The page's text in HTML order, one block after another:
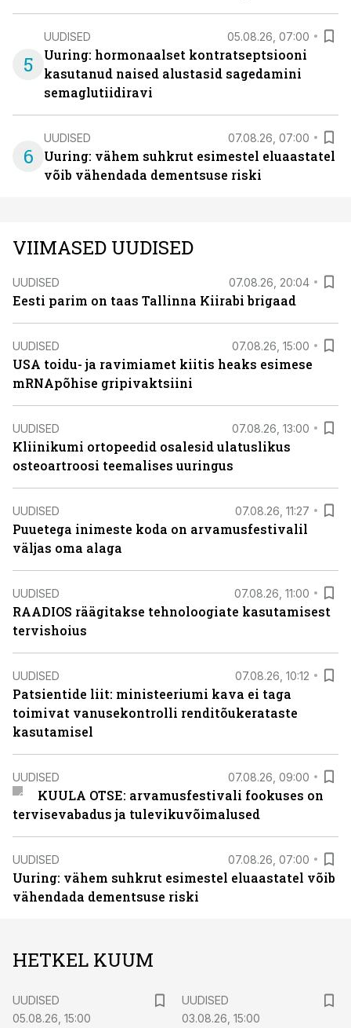
5
UUDISED 05.08.26, 07:00
Uuring: hormonaalset kontratseptsiooni
kasutanud naised alustasid sagedamini
semaglutiidiravi
6
UUDISED 07.08.26, 07:00
Uuring: vähem suhkrut esimestel eluaastatel
võib vähendada dementsuse riski
VIIMASED UUDISED
UUDISED 07.08.26, 20:04
Eesti parim on taas Tallinna Kiirabi brigaad
UUDISED 07.08.26, 15:00
USA toidu- ja ravimiamet kiitis heaks esimese
mRNApõhise gripivaktsiini
UUDISED 07.08.26, 13:00
Kliinikumi ortopeedid osalesid ulatuslikus
osteoartroosi teemalises uuringus
UUDISED 07.08.26, 11:27
Puuetega inimeste koda on arvamusfestivalil
väljas oma alaga
UUDISED 07.08.26, 11:00
RAADIOS räägitakse tehnoloogiate kasutamisest
tervishoius
UUDISED 07.08.26, 10:12
Patsientide liit: ministeeriumi kava ei taga
toimivat vanusekontrolli renditõukerataste
kasutamisel
UUDISED 07.08.26, 09:00
KUULA OTSE: arvamusfestivali fookuses on
tervisevabadus ja tulevikuvõimalused
UUDISED 07.08.26, 07:00
Uuring: vähem suhkrut esimestel eluaastatel võib
vähendada dementsuse riski
HETKEL KUUM
UUDISED
05.08.26, 15:00
UUDISED
03.08.26, 15:00